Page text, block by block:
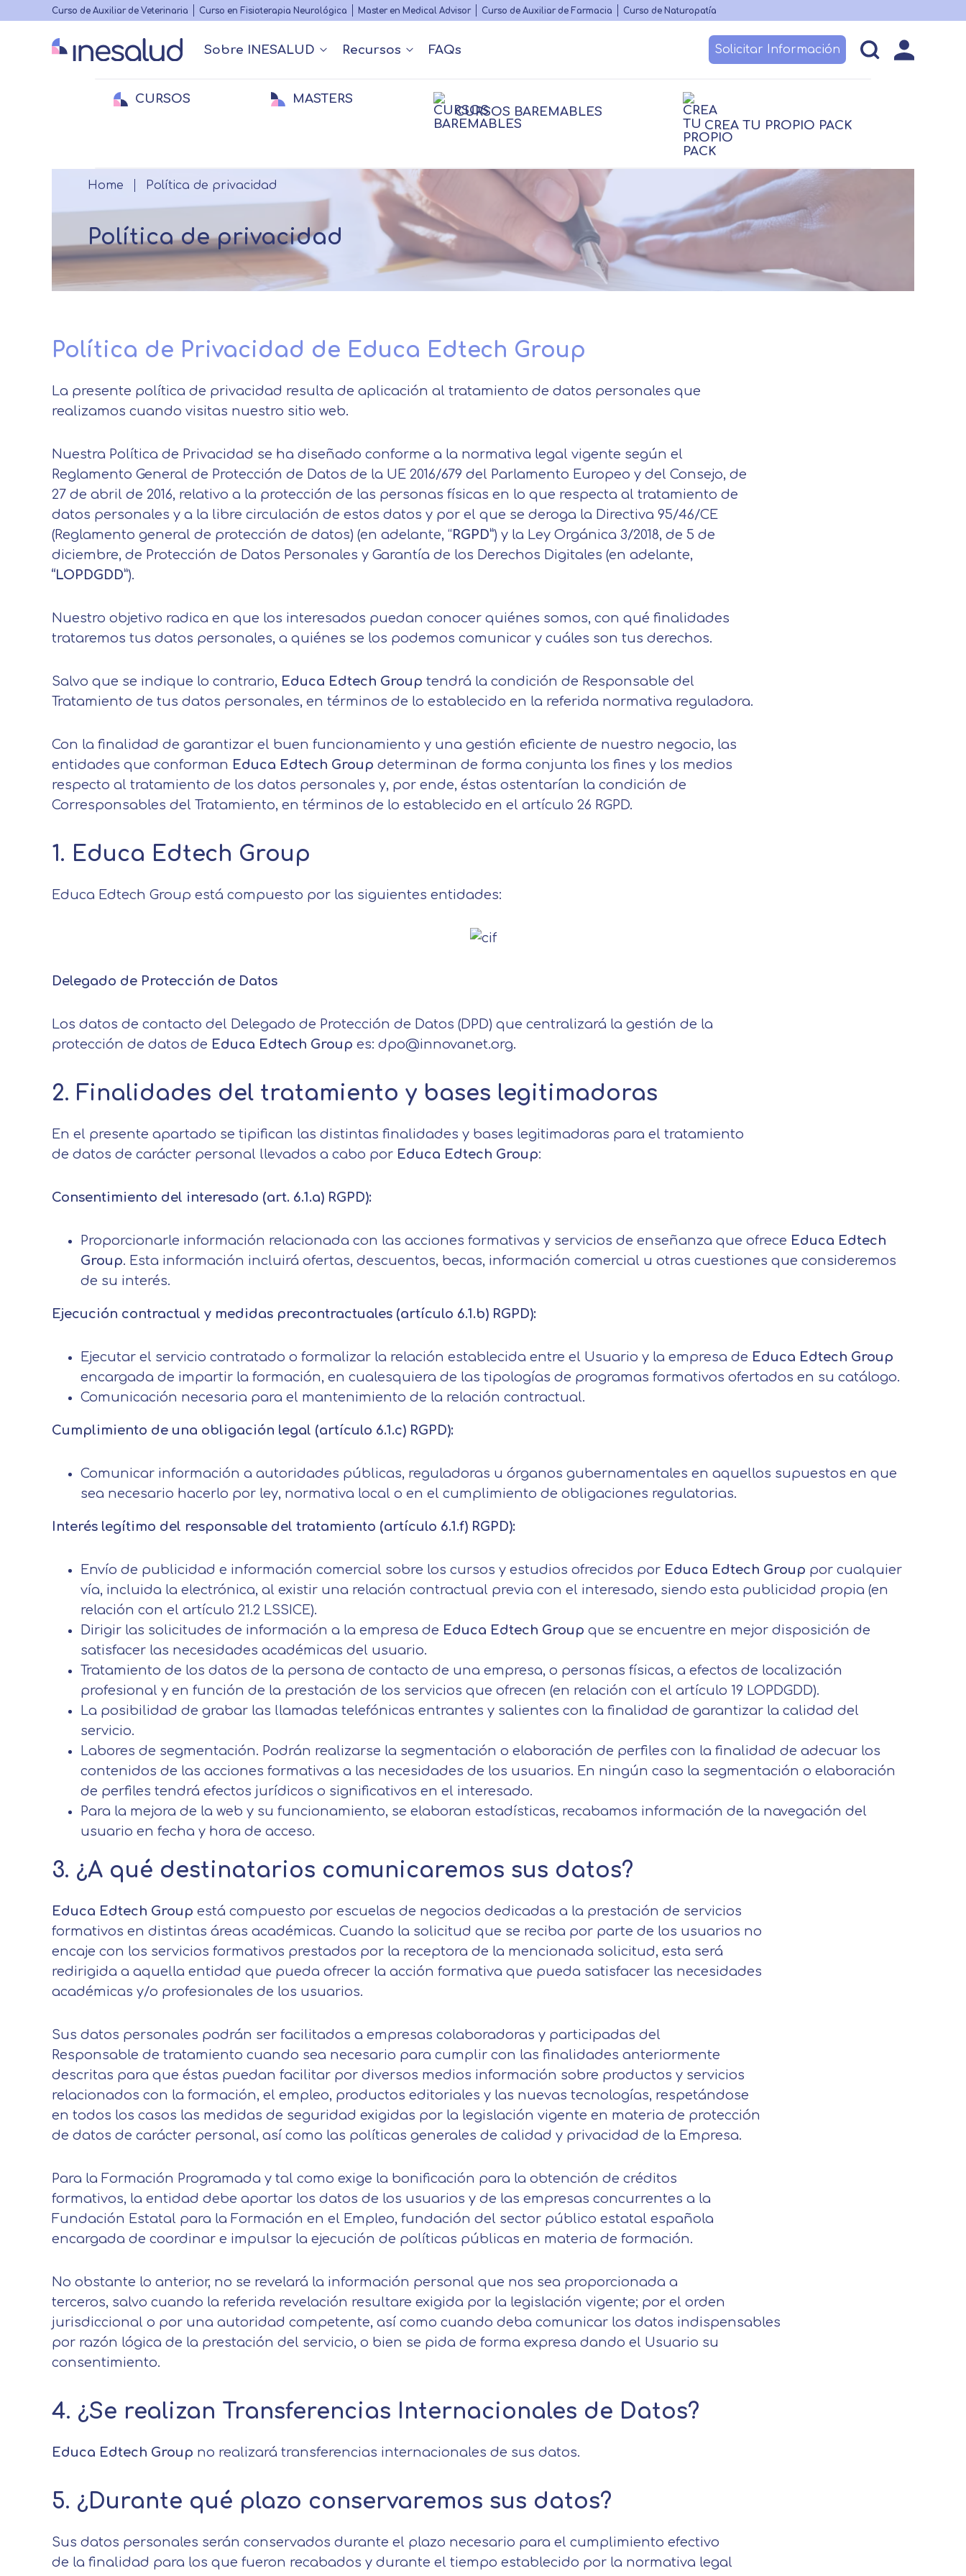
Skip
to
HighlightedCurso de Auxiliar de Veterinaria Curso en Fisioterapia Neurológica Master en Medical Advisor Curso de Auxiliar de Farmacia Curso de Naturopatía
Main
Sobre INESALUD
Quiénes somos Acreditaciones Nuestros contenidos Becas y financiación
Recursos
Actualidad Sanitaria Webinars y Podcast Diccionario Médico
FAQs Solicitar Información
Menu
CURSOS
Veterinaria Fisioterapia Logopedia Personal no sanitario TCAE
MASTERS
Veterinaria Fisioterapia Logopedia
CURSOS BAREMABLES
CREA TU PROPIO PACK
Breadcrumb
Home Política de privacidad
Política de privacidad
Política de Privacidad de Educa Edtech Group
La presente política de privacidad resulta de aplicación al tratamiento de datos personales que
realizamos cuando visitas nuestro sitio web.
Nuestra Política de Privacidad se ha diseñado conforme a la normativa legal vigente según el
Reglamento General de Protección de Datos de la UE 2016/679 del Parlamento Europeo y del Consejo, de
27 de abril de 2016, relativo a la protección de las personas físicas en lo que respecta al tratamiento de
datos personales y a la libre circulación de estos datos y por el que se deroga la Directiva 95/46/CE
(Reglamento general de protección de datos) (en adelante, “RGPD”) y la Ley Orgánica 3/2018, de 5 de
diciembre, de Protección de Datos Personales y Garantía de los Derechos Digitales (en adelante,
“LOPDGDD”).
Nuestro objetivo radica en que los interesados puedan conocer quiénes somos, con qué finalidades
trataremos tus datos personales, a quiénes se los podemos comunicar y cuáles son tus derechos.
Salvo que se indique lo contrario, Educa Edtech Group tendrá la condición de Responsable del
Tratamiento de tus datos personales, en términos de lo establecido en la referida normativa reguladora.
Con la finalidad de garantizar el buen funcionamiento y una gestión eficiente de nuestro negocio, las
entidades que conforman Educa Edtech Group determinan de forma conjunta los fines y los medios
respecto al tratamiento de los datos personales y, por ende, éstas ostentarían la condición de
Corresponsables del Tratamiento, en términos de lo establecido en el artículo 26 RGPD.
1. Educa Edtech Group
Educa Edtech Group está compuesto por las siguientes entidades:
Delegado de Protección de Datos
Los datos de contacto del Delegado de Protección de Datos (DPD) que centralizará la gestión de la
protección de datos de Educa Edtech Group es: dpo@innovanet.org.
2. Finalidades del tratamiento y bases legitimadoras
En el presente apartado se tipifican las distintas finalidades y bases legitimadoras para el tratamiento
de datos de carácter personal llevados a cabo por Educa Edtech Group:
Consentimiento del interesado (art. 6.1.a) RGPD):
Proporcionarle información relacionada con las acciones formativas y servicios de enseñanza que ofrece Educa Edtech
Group. Esta información incluirá ofertas, descuentos, becas, información comercial u otras cuestiones que consideremos
de su interés.
Ejecución contractual y medidas precontractuales (artículo 6.1.b) RGPD):
Ejecutar el servicio contratado o formalizar la relación establecida entre el Usuario y la empresa de Educa Edtech Group
encargada de impartir la formación, en cualesquiera de las tipologías de programas formativos ofertados en su catálogo.
Comunicación necesaria para el mantenimiento de la relación contractual.
Cumplimiento de una obligación legal (artículo 6.1.c) RGPD):
Comunicar información a autoridades públicas, reguladoras u órganos gubernamentales en aquellos supuestos en que
sea necesario hacerlo por ley, normativa local o en el cumplimiento de obligaciones regulatorias.
Interés legítimo del responsable del tratamiento (artículo 6.1.f) RGPD):
Envío de publicidad e información comercial sobre los cursos y estudios ofrecidos por Educa Edtech Group por cualquier
vía, incluida la electrónica, al existir una relación contractual previa con el interesado, siendo esta publicidad propia (en
relación con el artículo 21.2 LSSICE).
Dirigir las solicitudes de información a la empresa de Educa Edtech Group que se encuentre en mejor disposición de
satisfacer las necesidades académicas del usuario.
Tratamiento de los datos de la persona de contacto de una empresa, o personas físicas, a efectos de localización
profesional y en función de la prestación de los servicios que ofrecen (en relación con el artículo 19 LOPDGDD).
La posibilidad de grabar las llamadas telefónicas entrantes y salientes con la finalidad de garantizar la calidad del
servicio.
Labores de segmentación. Podrán realizarse la segmentación o elaboración de perfiles con la finalidad de adecuar los
contenidos de las acciones formativas a las necesidades de los usuarios. En ningún caso la segmentación o elaboración
de perfiles tendrá efectos jurídicos o significativos en el interesado.
Para la mejora de la web y su funcionamiento, se elaboran estadísticas, recabamos información de la navegación del
usuario en fecha y hora de acceso.
3. ¿A qué destinatarios comunicaremos sus datos?
Educa Edtech Group está compuesto por escuelas de negocios dedicadas a la prestación de servicios
formativos en distintas áreas académicas. Cuando la solicitud que se reciba por parte de los usuarios no
encaje con los servicios formativos prestados por la receptora de la mencionada solicitud, esta será
redirigida a aquella entidad que pueda ofrecer la acción formativa que pueda satisfacer las necesidades
académicas y/o profesionales de los usuarios.
Sus datos personales podrán ser facilitados a empresas colaboradoras y participadas del
Responsable de tratamiento cuando sea necesario para cumplir con las finalidades anteriormente
descritas para que éstas puedan facilitar por diversos medios información sobre productos y servicios
relacionados con la formación, el empleo, productos editoriales y las nuevas tecnologías, respetándose
en todos los casos las medidas de seguridad exigidas por la legislación vigente en materia de protección
de datos de carácter personal, así como las políticas generales de calidad y privacidad de la Empresa.
Para la Formación Programada y tal como exige la bonificación para la obtención de créditos
formativos, la entidad debe aportar los datos de los usuarios y de las empresas concurrentes a la
Fundación Estatal para la Formación en el Empleo, fundación del sector público estatal española
encargada de coordinar e impulsar la ejecución de políticas públicas en materia de formación.
No obstante lo anterior, no se revelará la información personal que nos sea proporcionada a
terceros, salvo cuando la referida revelación resultare exigida por la legislación vigente; por el orden
jurisdiccional o por una autoridad competente, así como cuando deba comunicar los datos indispensables
por razón lógica de la prestación del servicio, o bien se pida de forma expresa dando el Usuario su
consentimiento.
4. ¿Se realizan Transferencias Internacionales de Datos?
Educa Edtech Group no realizará transferencias internacionales de sus datos.
5. ¿Durante qué plazo conservaremos sus datos?
Sus datos personales serán conservados durante el plazo necesario para el cumplimiento efectivo
de la finalidad para los que fueron recabados y durante el tiempo establecido por la normativa legal
Solicitar información
Mail
Información básica sobre Protección de Datos .
Haz clic aquí
en la información básica.
Solicitar información
Telefono
Email
Información básica sobre Protección de Datos .
Responsable EUROINNOVA BUSINESS SCHOOL,
Consentimiento del interesado Destinatarios
finalidades Derechos Acceder, rectificar y suprimir
los datos, así como otros derechos, como se explica
en la información adicional
Información adicional
en la información básica
Matricularme
análisis de tus hábitos de navegación. En caso de que rechace las cookies, no podremos asegurarle el correcto
funcionamiento de las distintas funcionalidades de nuestra página web.
Seguir navegando